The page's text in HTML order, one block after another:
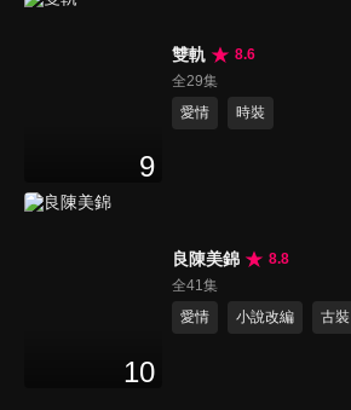
9
雙軌
8.6
全29集
愛情
時裝
10
良陳美錦
8.8
全41集
愛情
小說改編 古裝